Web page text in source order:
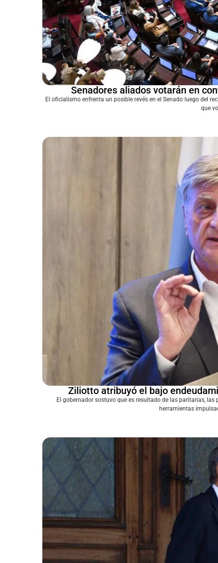
Senadores aliados votarán en
El oficialismo enfrenta un posible revés en el Senado luego del
que
Ziliotto atribuyó el bajo
El gobernador sostuvo que es resultado de las paritarias,
herramientas